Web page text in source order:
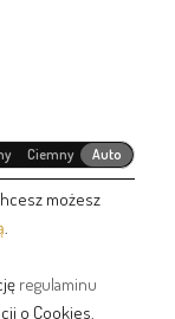
Ciemny Auto
możesz
regulaminu
o Cookies.